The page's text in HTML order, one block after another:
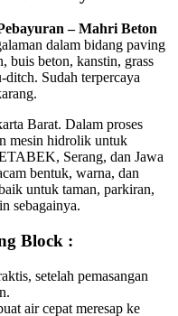
– Mahri Beton
dalam bidang paving
buis beton, kanstin, grass
Sudah terpercaya
Barat. Dalam proses
mesin hidrolik untuk
Serang, dan Jawa
bentuk, warna, dan
untuk taman, parkiran,
sebagainya.
Block :
setelah pemasangan
air cepat meresap ke